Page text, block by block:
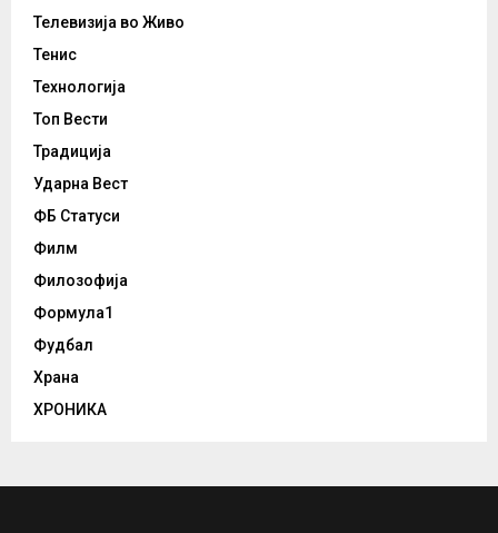
Телевизија во Живо
Тенис
Технологија
Топ Вести
Традиција
Ударна Вест
ФБ Статуси
Филм
Филозофија
Формула1
Фудбал
Храна
ХРОНИКА